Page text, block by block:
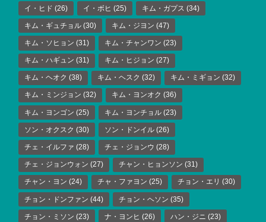
イ・ヒド (26) イ・ボヒ (25) キム・ガプス (34)
キム・ギュチョル (30) キム・ジヨン (47)
キム・ソヒョン (31) キム・チャンワン (23)
キム・ハギュン (31) キム・ヒジョン (27)
キム・ヘオク (38) キム・ヘスク (32) キム・ミギョン (32)
キム・ミンジョン (32) キム・ヨンオク (36)
キム・ヨンゴン (25) キム・ヨンチョル (23)
ソン・オクスク (30) ソン・ドンイル (26)
チェ・イルファ (28) チェ・ジョンウ (28)
チェ・ジョンウォン (27) チャン・ヒョンソン (31)
チャン・ヨン (24) チャ・ファヨン (25) チョン・エリ (30)
チョン・ドンファン (44) チョン・ヘソン (35)
チョン・ミソン (23) ナ・ヨンヒ (26) ハン・ジニ (23)